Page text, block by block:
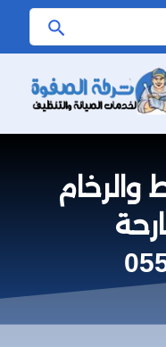
والرخام